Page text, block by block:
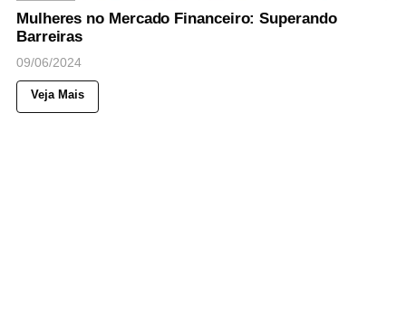
Mulheres no Mercado Financeiro: Superando
Barreiras
09/06/2024
Veja Mais